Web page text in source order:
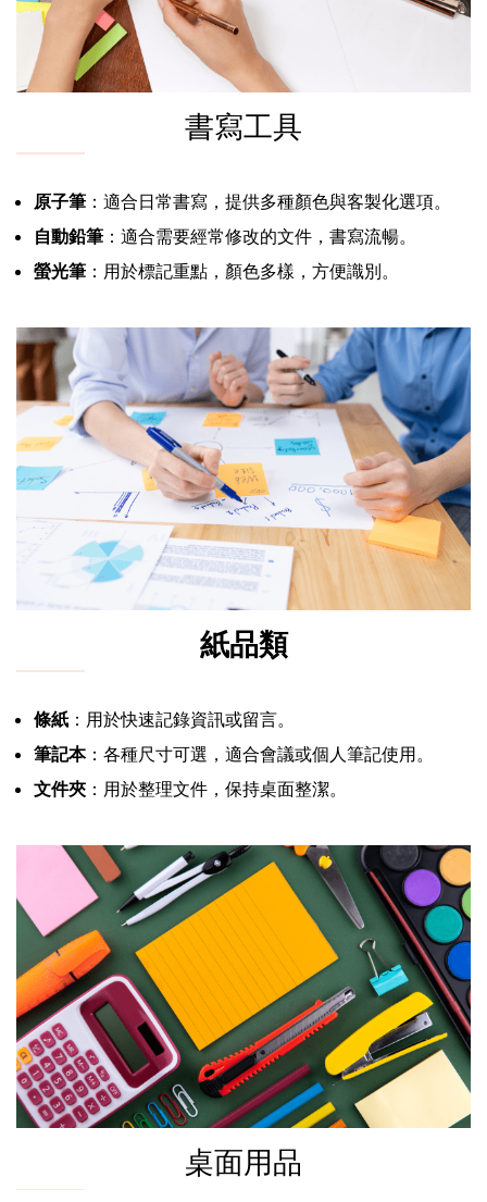
書寫工具
原子筆 ：適合日常書寫，提供多種顏色與客製化選項。
自動鉛筆 ：適合需要經常修改的文件，書寫流暢。
螢光筆 ：用於標記重點，顏色多樣，方便識別。
紙品類
條紙 ：用於快速記錄資訊或留言。
筆記本：各種尺寸可選，適合會議或個人筆記使用。
文件夾 ：用於整理文件，保持桌面整潔。
桌面用品